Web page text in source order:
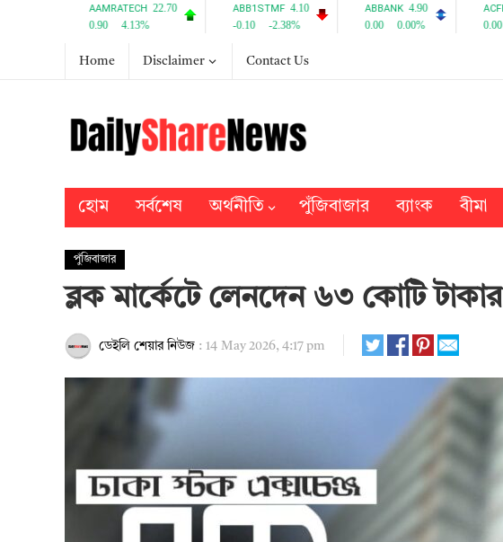
Home Disclaimer Contact Us
হোম সর্বশেষ অর্থনীতি পুঁজিবাজার ব্যাংক বীমা
পুঁজিবাজার
ব্লক মার্কেটে লেনদেন ৬৩ কোটি টাকার
ডেইলি শেয়ার নিউজ : 14 May 2026, 4:17 pm